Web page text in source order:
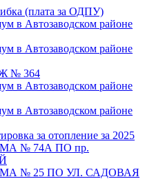
(плата за ОДПУ)
в Автозаводском районе
в Автозаводском районе
№ 364
в Автозаводском районе
в Автозаводском районе
за отопление за 2025
№ 74А ПО пр.
№ 25 ПО УЛ. САДОВАЯ